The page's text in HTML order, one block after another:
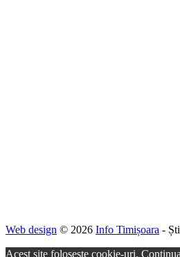
Web design © 2026 Info Timișoara -
Acest site folosește cookie-uri.